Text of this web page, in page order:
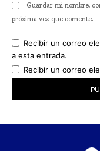
Guardar mi nombre,
próxima vez que comente.
Recibir un correo
a esta entrada.
Recibir un correo